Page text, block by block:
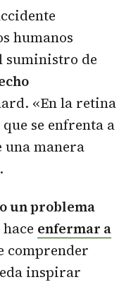
humanos
suministro de
«En la retina
se enfrenta a
una manera
un problema
enfermar a
comprender
inspirar